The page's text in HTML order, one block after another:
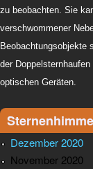
zu beobachten. Sie
verschwommener
Beobachtungsobjekte
der
optischen Geräten.
Dezember 2020
November 2020